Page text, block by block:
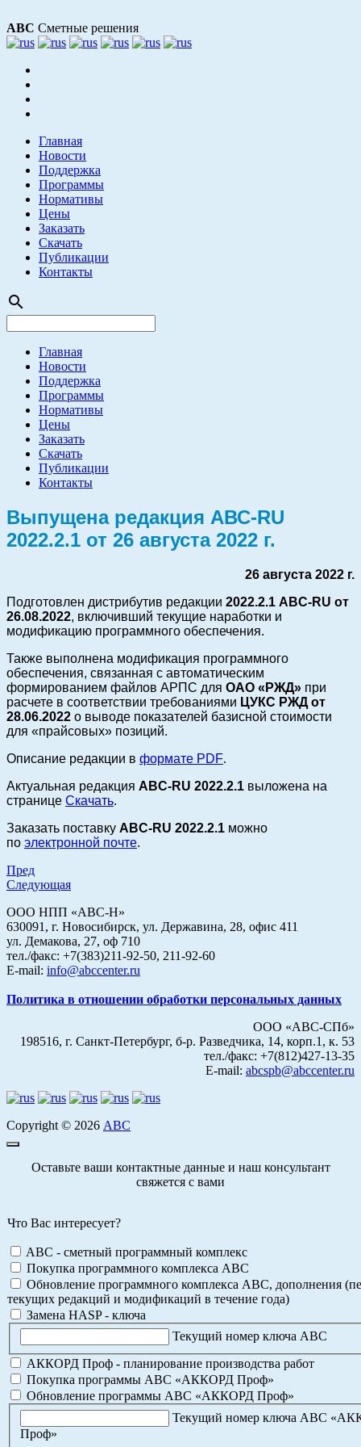
АВС Сметные решения
Главная
Новости
Поддержка
Программы
Нормативы
Цены
Заказать
Скачать
Публикации
Контакты
search
Главная
Новости
Поддержка
Программы
Нормативы
Цены
Заказать
Скачать
Публикации
Контакты
Выпущена редакция АВС-RU
2022.2.1 от 26 августа 2022 г.
26 августа 2022 г.
Подготовлен дистрибутив редакции 2022.2.1 ABC-RU от
26.08.2022, включивший текущие наработки и
модификацию программного обеспечения.
Также выполнена модификация программного
обеспечения, связанная с автоматическим
формированием файлов АРПС для ОАО «РЖД» при
расчете в соответствии требованиями ЦУКС РЖД от
28.06.2022 о выводе показателей базисной стоимости
для «прайсовых» позиций.
Описание редакции в формате PDF.
Актуальная редакция ABC-RU 2022.2.1 выложена на
странице Скачать.
Заказать поставку ABC-RU 2022.2.1 можно
по электронной почте.
Пред
Следующая
ООО НПП «АВС-Н»
630091, г. Новосибирск, ул. Державина, 28, офис 411
ул. Демакова, 27, оф 710
тел./факс: +7(383)211-92-50, 211-92-60
E-mail: info@abccenter.ru
Политика в отношении обработки персональных данных
ООО «АВС-СПб»
198516, г. Санкт-Петербург, б-р. Разведчика, 14, корп.1, к. 53
тел./факс: +7(812)427-13-35
E-mail: abcspb@abccenter.ru
Copyright © 2026 АВС
Оставьте ваши контактные данные и наш консультант
свяжется с вами
Что Вас интересует?
ABC - сметный программный комплекс
Покупка программного комплекса АВС
Обновление программного комплекса АВС, дополнения
текущих редакций и модификаций в течение года)
Замена HASP - ключа
Текущий номер ключа АВС
АККОРД Проф - планирование производства работ
Покупка программы АВС «АККОРД Проф»
Обновление программы АВС «АККОРД Проф»
Текущий номер ключа АВС
Проф»